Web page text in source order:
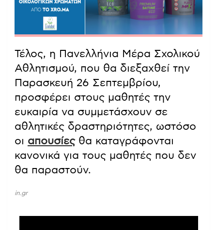
Τέλος, η Πανελλήνια Μέρα Σχολικού
Αθλητισμού, που θα διεξαχθεί την
Παρασκευή 26 Σεπτεμβρίου,
προσφέρει στους μαθητές την
ευκαιρία να συμμετάσχουν σε
αθλητικές δραστηριότητες, ωστόσο
οι απουσίεςθα καταγράφονται
κανονικά για τους μαθητές που δεν
θα παραστούν.
in.gr